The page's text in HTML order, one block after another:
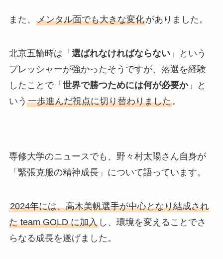
また、 メンタル面でも大きな変化がありました。
北京五輪時は「 選ばれなければならない」という
プレッシャーが強かったそうですが、落選を経験
したことで「 世界で勝つためには何が必要か」と
いう 一歩進んだ視点に切り替わりました。
専修大学のニュースでも、野々村太陽さん自身が
「緊張克服の精神成長」について語っています。
2024年には、高木美帆選手が中心となり結成され
た team GOLD に加入し、環境を変えることでさ
らなる成長を遂げました。